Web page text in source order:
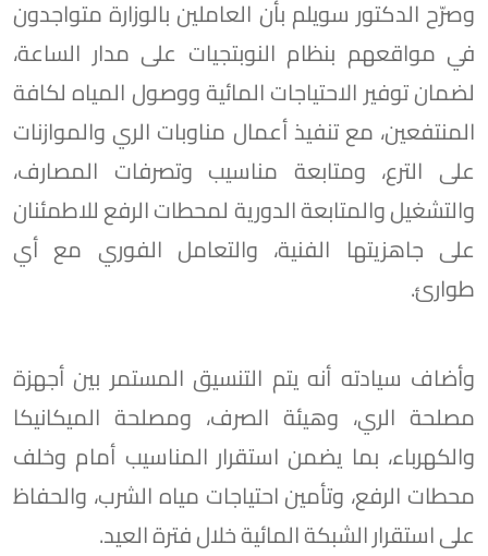
وصرّح الدكتور سويلم بأن العاملين بالوزارة متواجدون
في مواقعهم بنظام النوبتجيات على مدار الساعة،
لضمان توفير الاحتياجات المائية ووصول المياه لكافة
المنتفعين، مع تنفيذ أعمال مناوبات الري والموازنات
على الترع، ومتابعة مناسيب وتصرفات المصارف،
والتشغيل والمتابعة الدورية لمحطات الرفع للاطمئنان
على جاهزيتها الفنية، والتعامل الفوري مع أي
طوارئ.
وأضاف سيادته أنه يتم التنسيق المستمر بين أجهزة
مصلحة الري، وهيئة الصرف، ومصلحة الميكانيكا
والكهرباء، بما يضمن استقرار المناسيب أمام وخلف
محطات الرفع، وتأمين احتياجات مياه الشرب، والحفاظ
على استقرار الشبكة المائية خلال فترة العيد.